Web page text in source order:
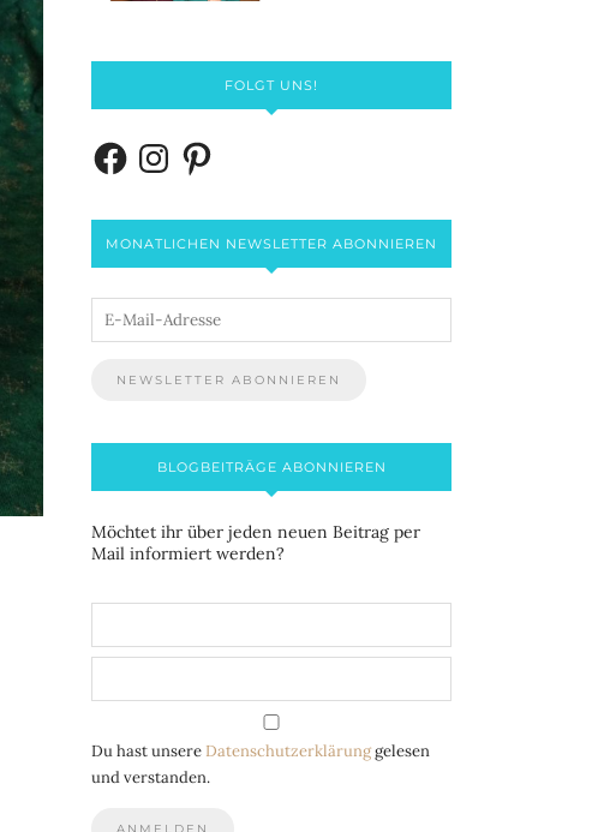
FOLGT UNS!
MONATLICHEN NEWSLETTER ABONNIEREN
BLOGBEITRÄGE ABONNIEREN
Möchtet ihr über jeden neuen Beitrag per
Mail informiert werden?
Du hast unsere Datenschutzerklärunggelesen
und verstanden.